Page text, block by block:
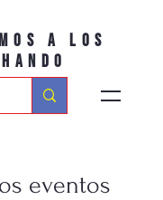
a los
eventos